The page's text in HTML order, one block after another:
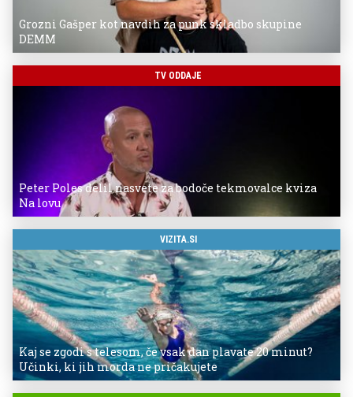
Grozni Gašper kot navdih za punk skladbo skupine
DEMM
TV ODDAJE
Peter Poles delil nasvete za bodoče tekmovalce kviza
Na lovu
VIZITA.SI
Kaj se zgodi s telesom, če vsak dan plavate 20 minut?
Učinki, ki jih morda ne pričakujete